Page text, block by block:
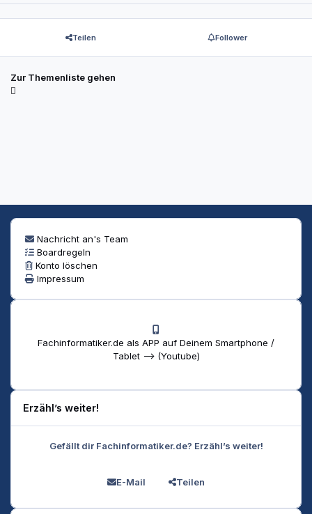
Teilen Follower
Zur Themenliste gehen
Nachricht an's Team
Boardregeln
Konto löschen
Impressum
Fachinformatiker.de als APP auf Deinem Smartphone /
Tablet --> (Youtube)
Erzähl’s weiter!
Gefällt dir Fachinformatiker.de? Erzähl’s weiter!
E-Mail Teilen